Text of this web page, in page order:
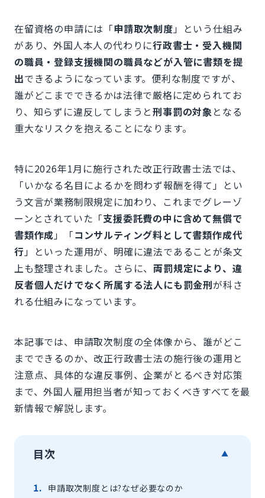
在留資格の申請には「申請取次制度」という仕組み
があり、外国人本人の代わりに行政書士・受入機関
の職員・登録支援機関の職員などが入管に書類を提
出できるようになっています。便利な制度ですが、
誰がどこまでできるかは法律で厳格に定められてお
り、知らずに違反してしまうと刑事罰の対象となる
重大なリスクを抱えることになります。
特に2026年1月に施行された改正行政書士法では、
「いかなる名目によるかを問わず報酬を得て」とい
う文言が業務制限規定に加わり、これまでグレーゾ
ーンとされていた「支援委託費の中に含めて無償で
書類作成」「コンサルティング料として書類作成代
行」といった運用が、明確に違法であることが条文
上も整理されました。さらに、両罰規定により、違
反者個人だけでなく所属する法人にも罰金刑が科さ
れる仕組みになっています。
本記事では、申請取次制度の全体像から、誰がどこ
までできるのか、改正行政書士法の施行後の運用と
注意点、具体的な違反事例、企業がとるべき対応策
まで、外国人雇用担当者が知っておくべきすべてを最
新情報で解説します。
目次 ▲
申請取次制度とは?なぜ必要なのか